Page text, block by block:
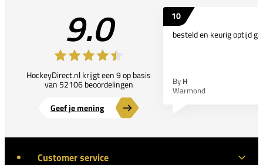
9.0
HockeyDirect.nl krijgt een 9 op basis
van 52106 beoordelingen
Geef je mening
10
besteld en keurig optijd
By H
Warmond
Customer service